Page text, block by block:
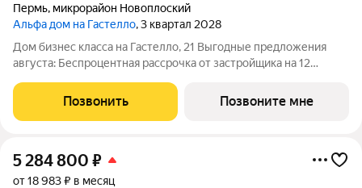
Пермь, микрорайон Новоплоский
Альфа дом на Гастелло, 3 квартал 2028
Дом бизнес класса на Гастелло, 21 Выгодные предложения
августа: Беспроцентная рассрочка от застройщика на 12
любой квартиры скидка до 500 т.р. Скидка 0,5% на каждого
ребенка до 18 лет При
Позвонить Позвоните мне
5 284 800 ₽
от 18 983 ₽ в месяц